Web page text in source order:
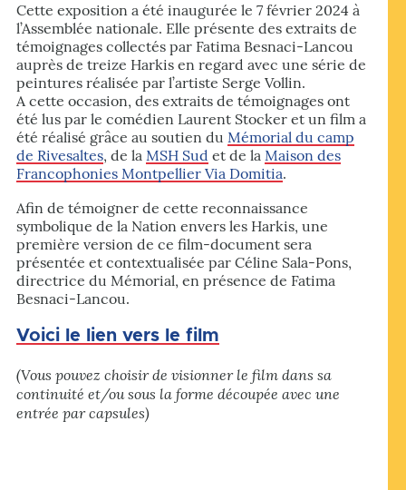
Cette exposition a été inaugurée le 7 février 2024 à
l’Assemblée nationale. Elle présente des extraits de
témoignages collectés par Fatima Besnaci-Lancou
auprès de treize Harkis en regard avec une série de
peintures réalisée par l’artiste Serge Vollin.
A cette occasion, des extraits de témoignages ont
été lus par le comédien Laurent Stocker et un film a
été réalisé grâce au soutien du Mémorial du camp
de Rivesaltes, de la MSH Sud et de la Maison des
Francophonies Montpellier Via Domitia.
Afin de témoigner de cette reconnaissance
symbolique de la Nation envers les Harkis, une
première version de ce film-document sera
présentée et contextualisée par Céline Sala-Pons,
directrice du Mémorial, en présence de Fatima
Besnaci-Lancou.
Voici le lien vers le film
(Vous pouvez choisir de visionner le film dans sa
continuité et/ou sous la forme découpée avec une
entrée par capsules)